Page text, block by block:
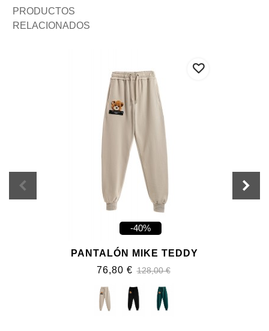
PRODUCTOS
RELACIONADOS
-40%
PANTALÓN MIKE TEDDY
76,80 € 128,00 €